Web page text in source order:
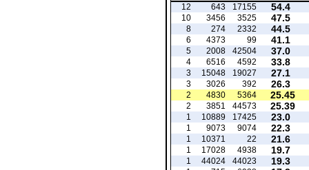
54.4
17155
643
12
47.5
3525
3456
10
44.5
2332
274
8
41.1
99
4373
6
37.0
42504
2008
5
33.8
4592
6516
4
27.1
19027
15048
3
26.3
392
3026
3
25.45
5364
4830
2
25.39
44573
3851
2
23.0
17425
10889
1
22.3
9074
9073
1
21.6
22
10371
1
19.7
4938
17028
1
19.3
44023
44024
1